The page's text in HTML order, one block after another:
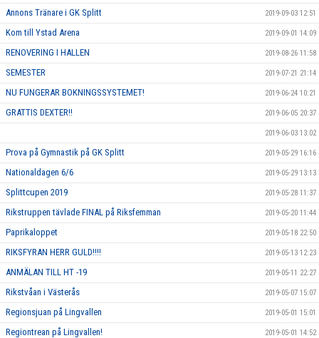
Annons Tränare i GK Splitt 2019-09-03 12:51
Kom till Ystad Arena 2019-09-01 14:09
RENOVERING I HALLEN 2019-08-26 11:58
SEMESTER 2019-07-21 21:14
NU FUNGERAR BOKNINGSSYSTEMET! 2019-06-24 10:21
GRATTIS DEXTER!! 2019-06-05 20:37
2019-06-03 13:02
Prova på Gymnastik på GK Splitt 2019-05-29 16:16
Nationaldagen 6/6 2019-05-29 13:13
Splittcupen 2019 2019-05-28 11:37
Rikstruppen tävlade FINAL på Riksfemman 2019-05-20 11:44
Paprikaloppet 2019-05-18 22:50
RIKSFYRAN HERR GULD!!!! 2019-05-13 12:23
ANMÄLAN TILL HT -19 2019-05-11 22:27
Rikstvåan i Västerås 2019-05-07 15:07
Regionsjuan på Lingvallen 2019-05-01 15:01
Regiontrean på Lingvallen! 2019-05-01 14:52